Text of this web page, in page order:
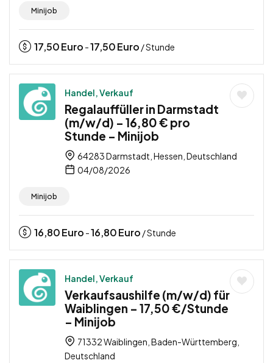
Minijob
17,50Euro -17,50Euro / Stunde
Handel, Verkauf
Regalauffüller in Darmstadt
(m/w/d) – 16,80 € pro
Stunde – Minijob
64283 Darmstadt, Hessen, Deutschland
04/08/2026
Minijob
16,80Euro -16,80Euro / Stunde
Handel, Verkauf
Verkaufsaushilfe (m/w/d) für
Waiblingen – 17,50 €/Stunde
– Minijob
71332 Waiblingen, Baden-Württemberg,
Deutschland